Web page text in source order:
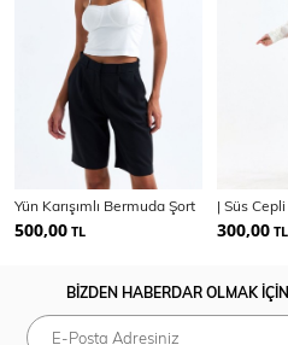
Yün Karışımlı Bermuda Şort
500,00 TL 300,00 TL
BİZDEN HABERDAR OLMAK